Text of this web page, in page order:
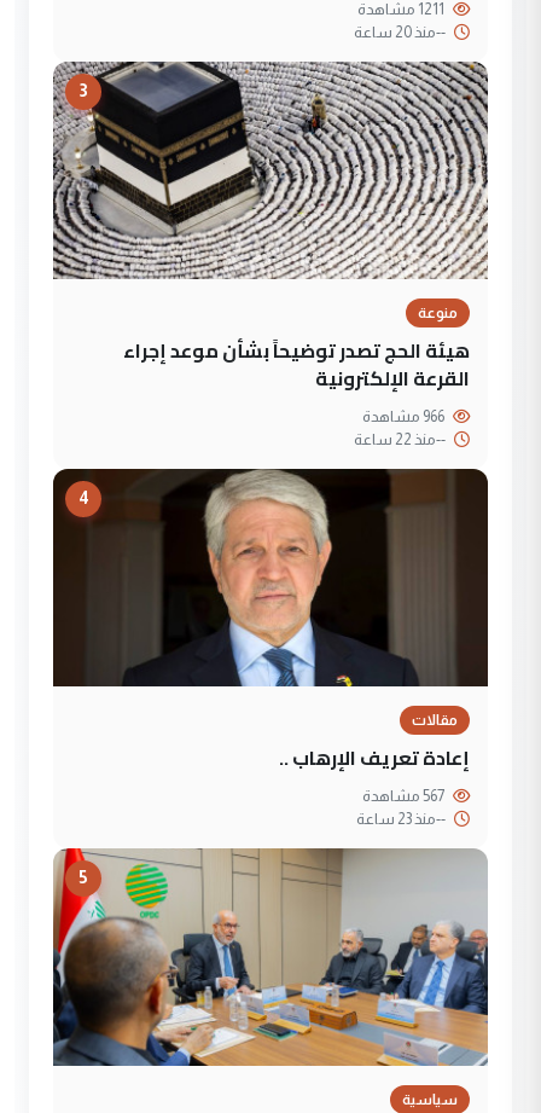
--منذ 20 ساعة
3
منوعة
هيئة الحج تصدر توضيحاً بشأن موعد إجراء
القرعة الإلكترونية
--منذ 22 ساعة
4
مقالات
إعادة تعريف الإرهاب ..
--منذ 23 ساعة
5
سياسية